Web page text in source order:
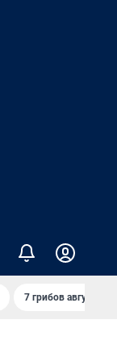
7 грибов августа